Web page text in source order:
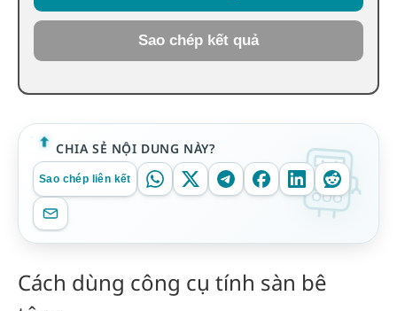
Sao chép kết quả
CHIA SẺ NỘI DUNG NÀY?
Sao chép liên kết
Cách dùng công cụ tính sàn bê